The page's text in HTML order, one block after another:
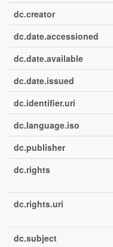
dc.creator
dc.date.accessioned
dc.date.available
dc.date.issued
dc.identifier.uri
dc.language.iso
dc.publisher
dc.rights
dc.rights.uri
dc.subject